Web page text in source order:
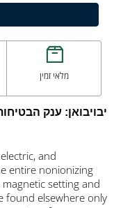
ענק הבטיחות בע"מ
electric, and
so that the entire
the magnetic
a feature found